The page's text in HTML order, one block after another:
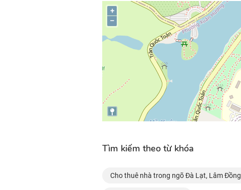
+
–
Tìm kiếm theo từ khóa
Cho thuê nhà trong ngõ Đà Lạt, Lâm Đồng